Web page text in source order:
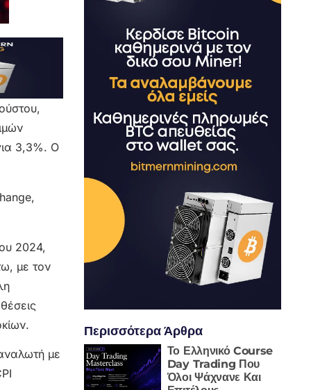
3,3%. Ο
2024,
με τον
με
Περισσότερα Άρθρα
Το Ελληνικό Course
Day Trading Που
Όλοι Ψάχνανε Και